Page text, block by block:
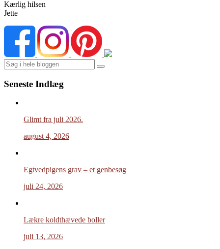
Kærlig hilsen
Jette
Search
Seneste Indlæg
Glimt fra juli 2026.
august 4, 2026
Egtvedpigens grav – et genbesøg
juli 24, 2026
Lækre koldthævede boller
juli 13, 2026